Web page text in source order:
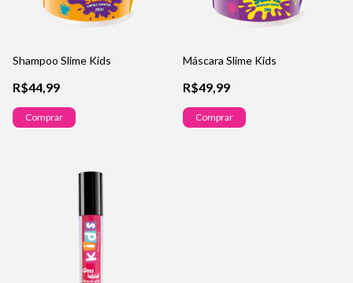
Shampoo Slime Kids
R$44,99
Comprar
Máscara Slime Kids
R$49,99
Comprar